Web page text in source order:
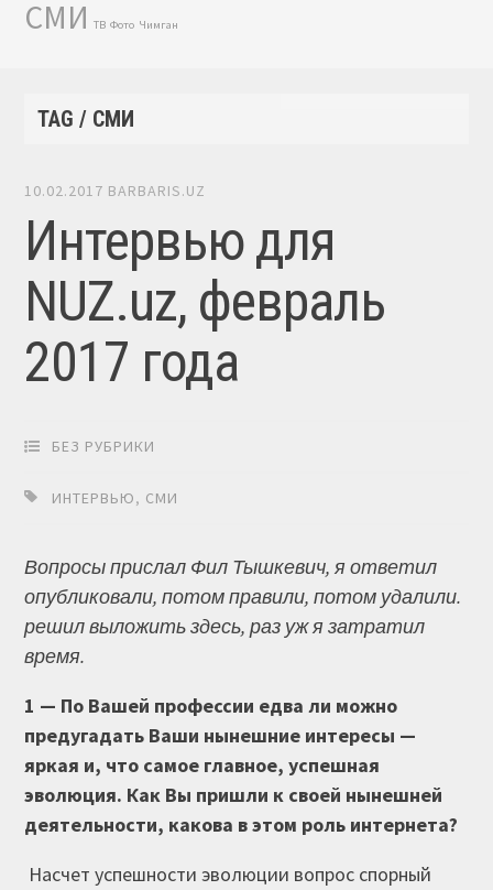
СМИ ТВ Фото Чимган
TAG / СМИ
10.02.2017 BARBARIS.UZ
Интервью для
NUZ.uz, февраль
2017 года
БЕЗ РУБРИКИ
ИНТЕРВЬЮ, СМИ
Вопросы прислал Фил Тышкевич, я ответил
опубликовали, потом правили, потом удалили.
решил выложить здесь, раз уж я затратил
время.
1 — По Вашей профессии едва ли можно
предугадать Ваши нынешние интересы —
яркая и, что самое главное, успешная
эволюция. Как Вы пришли к своей нынешней
деятельности, какова в этом роль интернета?
Насчет успешности эволюции вопрос спорный